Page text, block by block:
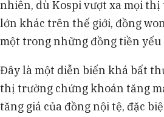
thay đổi cơ cấu tài sản.
Chính phủ Hàn Quốc đã
pháp như ưu đãi thuế và bán
hiệu quả chỉ là ngắn hạn.
nhiên, dù Kospi vượt xa mọi
lớn khác trên thế giới, đồng
một trong những đồng tiền yếu
Đây là một diễn biến khá bất
thị trường chứng khoán tăng
tăng giá của đồng nội tệ, đặc